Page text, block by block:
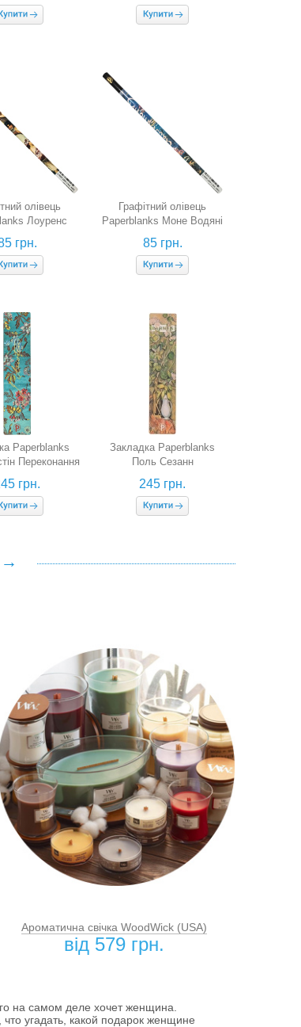
олівець
Лоуренс
Весна
грн.
Графітний олівець
Paperblanks Моне Водяні
Лілії
85 грн.
Paperblanks
Переконання
грн.
Закладка Paperblanks
Поль Сезанн
245 грн.
→
Ароматична свiчка WoodWick (USA)
вiд 579 грн.
на самом деле хочет женщина.
угадать, какой подарок женщине